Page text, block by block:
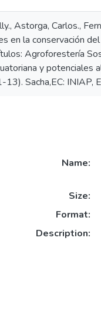
Astorga, Carlos.,
en la conservación
Agroforestería
y
13). Sacha,EC: INIAP,
Name:
Size:
Format:
Description: